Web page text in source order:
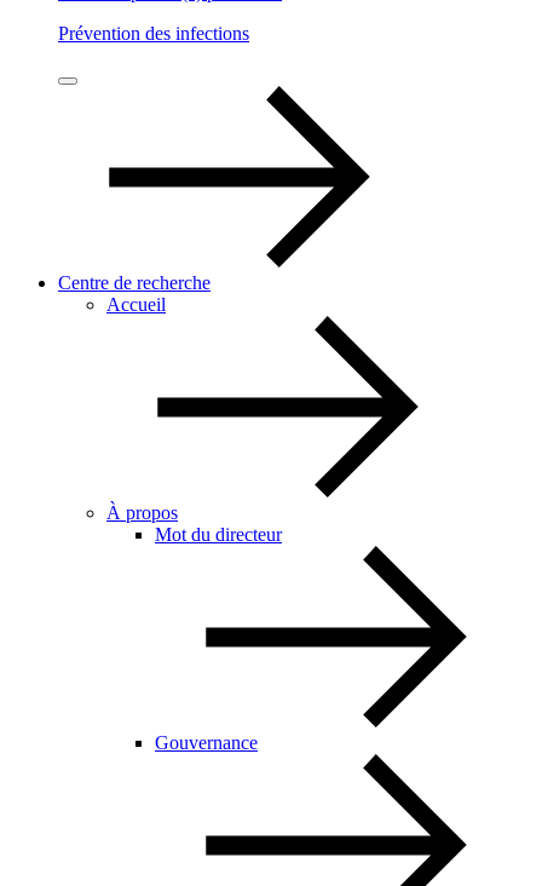
Prévention des infections
Centre de recherche
Accueil
À propos
Mot du directeur
Gouvernance